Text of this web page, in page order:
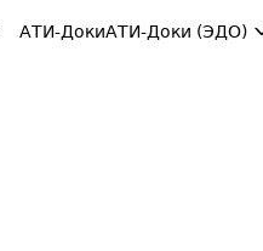
АТИ-ДокиАТИ-Доки (ЭДО)